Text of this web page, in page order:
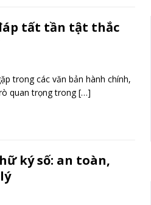
tất tần tật thắc
trong các văn bản hành chính,
quan trọng trong[…]
ký số: an toàn,